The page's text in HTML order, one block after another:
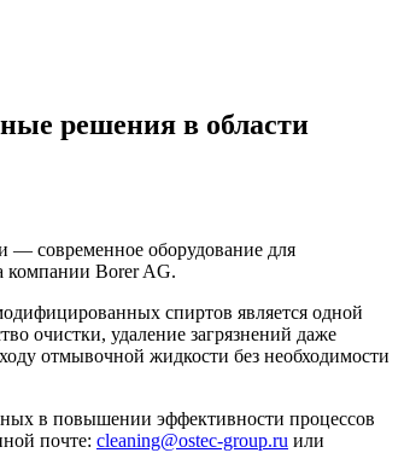
решения в области
— современное оборудование для
компании Borer AG.
спиртов является одной
очистки, удаление загрязнений даже
отмывочной жидкости без необходимости
в повышении эффективности процессов
почте: cleaning@ostec-group.ru или